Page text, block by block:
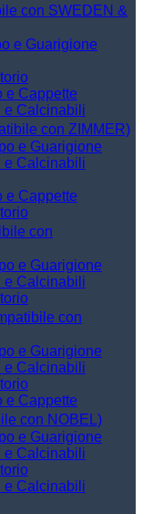
con SWEDEN &
e Guarigione
e Cappette
e Calcinabili
con ZIMMER)
e Guarigione
e Calcinabili
e Cappette
con
e Guarigione
e Calcinabili
con
e Guarigione
e Calcinabili
e Cappette
con NOBEL)
e Guarigione
e Calcinabili
e Calcinabili